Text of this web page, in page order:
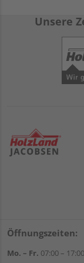
Unsere
Öffnungszeiten:
Mo. – Fr. 07:00 – 17:00